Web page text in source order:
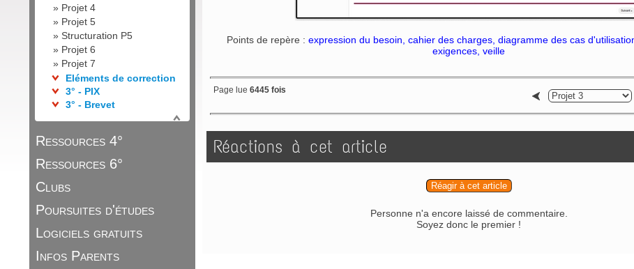
» Projet 4
» Projet 5
» Structuration P5
» Projet 6
» Projet 7
Eléments de correction
3° - PIX
3° - Brevet
Ressources 4°
Ressources 6°
Clubs
Poursuites d'études
Logiciels gratuits
Infos Parents
Points de repère : expression du besoin, cahier des charges, diagramme des cas
exigences, veille
Page lue 6445 fois
Réactions à cet article
Réagir à cet article
Personne n'a encore laissé de commentaire.
Soyez donc le premier !